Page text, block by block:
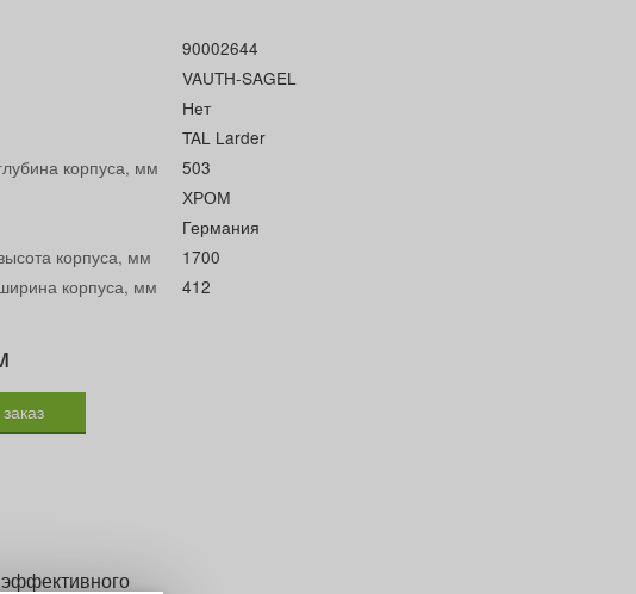
90002644
VAUTH-SAGEL
Нет
TAL Larder
корпуса, мм
503
ХРОМ
Германия
корпуса, мм
1700
корпуса, мм
412